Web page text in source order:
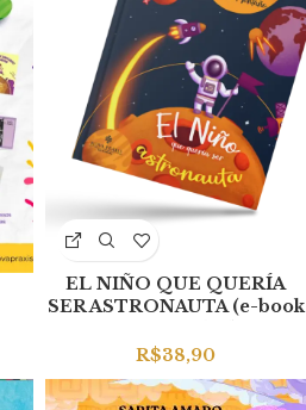
EL NIÑO QUE QUERÍA
SER ASTRONAUTA (e-book
R$38,90